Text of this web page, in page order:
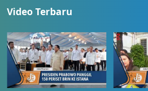
Video Terbaru